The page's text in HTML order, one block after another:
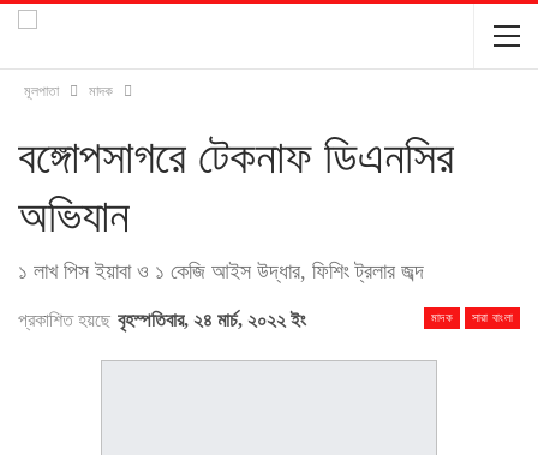
মূলপাতা মাদক
বঙ্গোপসাগরে টেকনাফ ডিএনসির
অভিযান
১ লাখ পিস ইয়াবা ও ১ কেজি আইস উদ্ধার, ফিশিং ট্রলার জব্দ
মাদক সারা বাংলা
প্রকাশিত হয়ছে বৃহস্পতিবার, ২৪ মার্চ, ২০২২ ইং